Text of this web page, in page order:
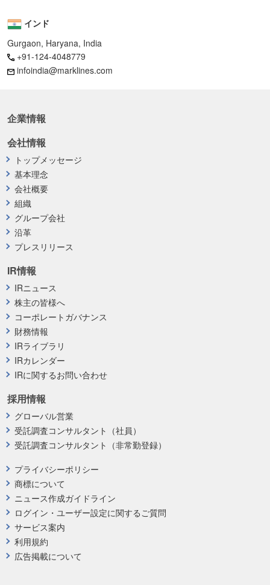
インド
Gurgaon, Haryana, India
+91-124-4048779
infoindia@marklines.com
企業情報
プライバシーポリシー
商標について
ニュース作成ガイドライン
ログイン・ユーザー設定に関するご質問
サービス案内
利用規約
広告掲載について
採用情報
グローバル営業
受託調査コンサルタント（社員）
受託調査コンサルタント（非常勤登録）
会社情報
トップメッセージ
基本理念
会社概要
組織
グループ会社
沿革
プレスリリース
IR情報
IRニュース
株主の皆様へ
コーポレートガバナンス
財務情報
IRライブラリ
IRカレンダー
IRに関するお問い合わせ